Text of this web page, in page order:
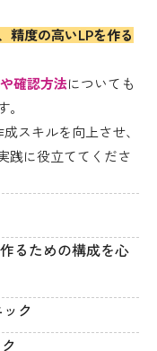
精度の高いLPを作る
確認方法についても
。
スキルを向上させ、
践に役立ててくださ
るための構成を心
ク